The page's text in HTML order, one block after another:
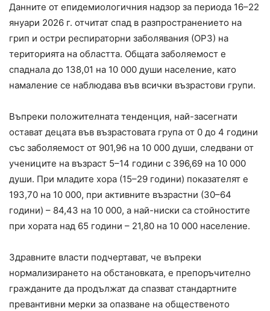
Данните от епидемиологичния надзор за периода 16–22
януари 2026 г. отчитат спад в разпространението на
грип и остри респираторни заболявания (ОРЗ) на
територията на областта. Общата заболяемост е
спаднала до 138,01 на 10 000 души население, като
намаление се наблюдава във всички възрастови групи.
Въпреки положителната тенденция, най-засегнати
остават децата във възрастовата група от 0 до 4 години
със заболяемост от 901,96 на 10 000 души, следвани от
учениците на възраст 5–14 години с 396,69 на 10 000
души. При младите хора (15–29 години) показателят е
193,70 на 10 000, при активните възрастни (30–64
години) – 84,43 на 10 000, а най-ниски са стойностите
при хората над 65 години – 21,80 на 10 000 население.
Здравните власти подчертават, че въпреки
нормализирането на обстановката, е препоръчително
гражданите да продължат да спазват стандартните
превантивни мерки за опазване на общественото